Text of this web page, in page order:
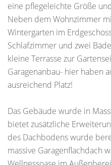
eine pflegeleichte Größe
Neben dem Wohnzimmer
Wintergarten im
Schlafzimmer und zwei
kleine Terrasse zur
Garagenanbau- hier haben
ausreichend Platz!
Das Gebäude wurde in
bietet zusätzliche
des Dachbodens wurde
massive Garagenflachdach